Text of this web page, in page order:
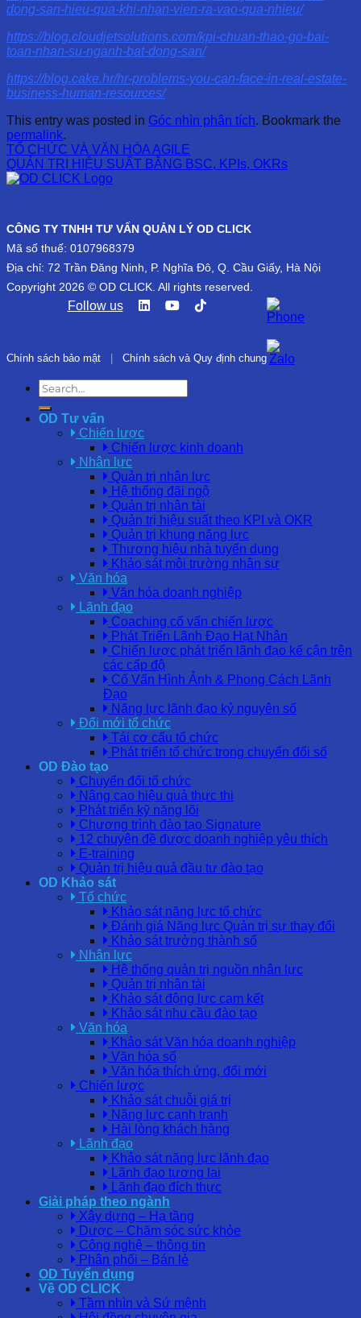
dong-san-hieu-qua-khi-nhan-vien-ra-vao-qua-nhieu/
https://blog.cloudjetsolutions.com/kpi-chuan-thao-go-bai-
toan-nhan-su-nganh-bat-dong-san/
https://blog.cake.hr/hr-problems-you-can-face-in-real-estate-
business-human-resources/
This entry was posted in Góc nhìn phân tích. Bookmark the
permalink.
TỔ CHỨC VÀ VĂN HÓA AGILE
QUẢN TRỊ HIỆU SUẤT BẰNG BSC, KPIs, OKRs
CÔNG TY TNHH TƯ VẤN QUẢN LÝ OD CLICK
Mã số thuế: 0107968379
Địa chỉ: 72 Trần Đăng Ninh, P. Nghĩa Đô, Q. Cầu Giấy, Hà Nội
Copyright 2026 © OD CLICK. All rights reserved.
Follow us
Chính sách bảo mật Chính sách và Quy định chung
OD Tư vấn
Chiến lược
Chiến lược kinh doanh
Nhân lực
Quản trị nhân lực
Hệ thống đãi ngộ
Quản trị nhân tài
Quản trị hiệu suất theo KPI và OKR
Quản trị khung năng lực
Thương hiệu nhà tuyển dụng
Khảo sát môi trường nhân sự
Văn hóa
Văn hóa doanh nghiệp
Lãnh đạo
Coaching cố vấn chiến lược
Phát Triển Lãnh Đạo Hạt Nhân
Chiến lược phát triển lãnh đạo kế cận trên
các cấp độ
Cố Vấn Hình Ảnh & Phong Cách Lãnh
Đạo
Năng lực lãnh đạo kỷ nguyên số
Đổi mới tổ chức
Tái cơ cấu tổ chức
Phát triển tổ chức trong chuyển đổi số
OD Đào tạo
Chuyển đổi tổ chức
Nâng cao hiệu quả thực thi
Phát triển kỹ năng lõi
Chương trình đào tạo Signature
12 chuyên đề được doanh nghiệp yêu thích
E-training
Quản trị hiệu quả đầu tư đào tạo
OD Khảo sát
Tổ chức
Khảo sát năng lực tổ chức
Đánh giá Năng lực Quản trị sự thay đổi
Khảo sát trưởng thành số
Nhân lực
Hệ thống quản trị nguồn nhân lực
Quản trị nhân tài
Khảo sát động lực cam kết
Khảo sát nhu cầu đào tạo
Văn hóa
Khảo sát Văn hóa doanh nghiệp
Văn hóa số
Văn hóa thích ứng, đổi mới
Chiến lược
Khảo sát chuỗi giá trị
Năng lực cạnh tranh
Hài lòng khách hàng
Lãnh đạo
Khảo sát năng lực lãnh đạo
Lãnh đạo tương lai
Lãnh đạo đích thực
Giải pháp theo ngành
Xây dựng – Hạ tầng
Dược – Chăm sóc sức khỏe
Công nghệ – thông tin
Phân phối – Bán lẻ
OD Tuyển dụng
Về OD CLICK
Tầm nhìn và Sứ mệnh